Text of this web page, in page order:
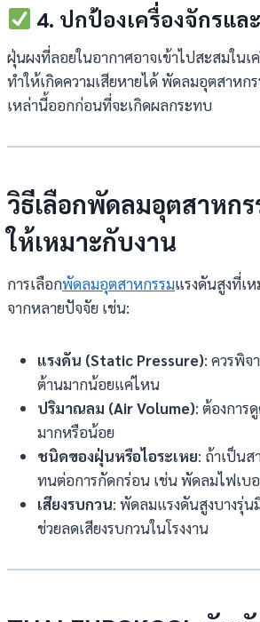
4. ปกป้องเครื่องจักรแ
ฝุ่นผงที่ลอยในอากาศอาจเข้าไปสะสมในเ
ทำให้เกิดความเสียหายได้ พัดลมอุตสาหก
เหล่านี้ออกก่อนที่จะเกิดผลกระทบ
วิธีเลือกพัดลมอุตสาหก
ให้เหมาะกับงาน
การเลือกพัดลมอุตสาหกรรมแรงดันสูงที่เ
จากหลายปัจจัย เช่น:
แรงดัน (Static Pressure): ควรพิจ
ต้านมากน้อยแค่ไหน
ปริมาณลม (Air Volume): ต้องการ
มากหรือน้อย
ชนิดของฝุ่นหรือไอระเหย: ถ้าเป็นส
ทนต่อการกัดกร่อน เช่น พัดลมไฟเบอ
เสียงรบกวน: พัดลมแรงดันสูงบางรุ่น
ช่วยลดเสียงรบกวนในโรงงาน